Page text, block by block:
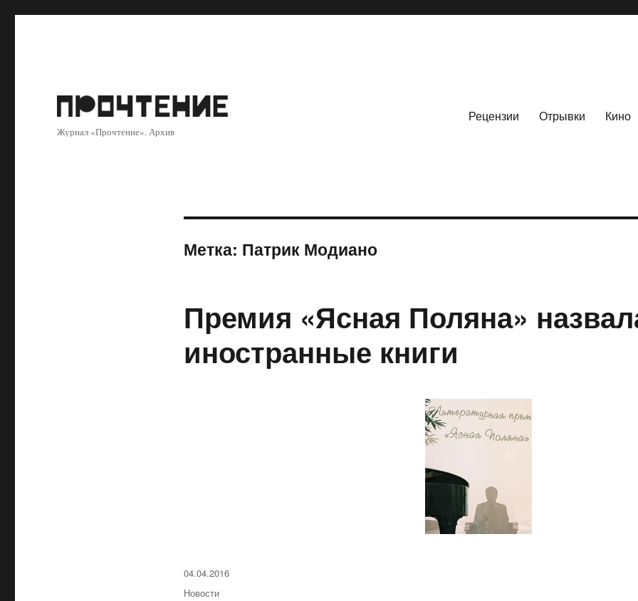
Журнал «Прочтение». Архив
Рецензии Отрывки Кино
Метка: Патрик Модиано
Премия «Ясная Поляна»
иностранные книги
Опубликовано
04.04.2016
Рубрики
Новости